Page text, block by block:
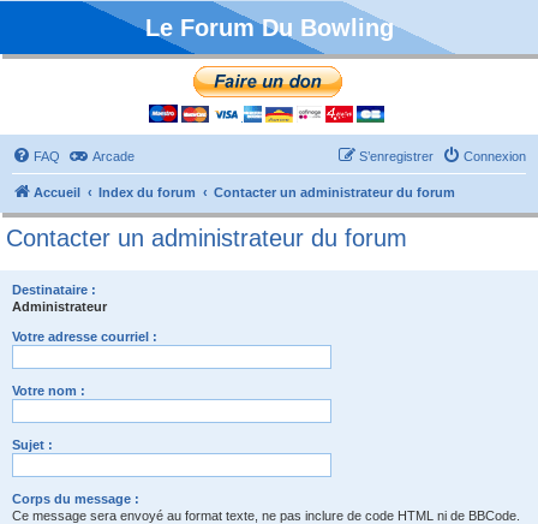
Le Forum Du Bowling
FAQ Arcade Connexion
S’enregistrer
Accueil Index du forum Contacter un administrateur du forum
Contacter un administrateur du forum
Destinataire :
Administrateur
Votre adresse courriel :
Votre nom :
Sujet :
Corps du message :
Ce message sera envoyé au format texte, ne pas inclure de code HTML ni de BBCode.